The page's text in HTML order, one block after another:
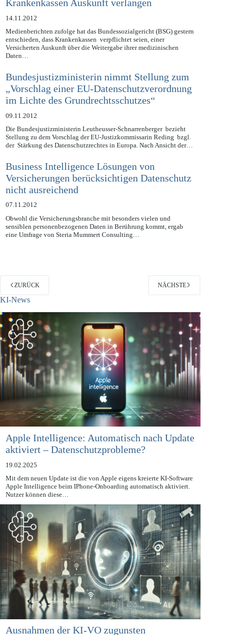
ihrer eigenen medizinischen Daten gegenüber
Krankenkassen Auskunft verlangen
14.11.2012
Medienberichten zufolge hat das Bundessozialgericht (BSG) gestern
entschieden, dass Krankenkassen verpflichtet seien, einer
Versicherten Auskunft über die Weitergabe ihrer medizinischen
Bundesjustizministerin nimmt Stellung zum
„Vorschlag einer EU-Datenschutzverordnung
im Lichte des Grundrechtsschutzes“
09.11.2012
Die Bundesjustizministerin Leutheusser-Schnarrenberger bezieht
Stellung zu dem Vorschlag der EU-Justizkommissarin Reding bzgl.
Business Intelligence Lösungen von
Versicherungen berücksichtigen Datenschutz
nicht ausreichend
07.11.2012
Obwohl die Versicherungsbranche mit besonders vielen und
sensiblen personenbezogenen Daten in Berührung kommt, ergab
ZURÜCK
KI-News
Apple Intelligence: Automatisch nach Update
aktiviert – Datenschutzprobleme?
19.02.2025
Mit dem neuen Update ist die von Apple eigens kreierte KI-Software
Apple Intelligence beim IPhone-Onboarding automatisch aktiviert.
Nutzer können diese…